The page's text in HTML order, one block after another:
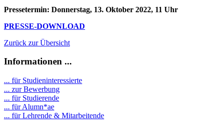
Pressetermin: Donnerstag, 13. Oktober 2022, 11 Uhr
PRESSE-DOWNLOAD
Zurück zur Übersicht
Informationen ...
... für Studieninteressierte
... zur Bewerbung
... für Studierende
... für Alumn*ae
... für Lehrende & Mitarbeitende